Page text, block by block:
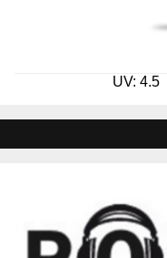
UV: 4.5